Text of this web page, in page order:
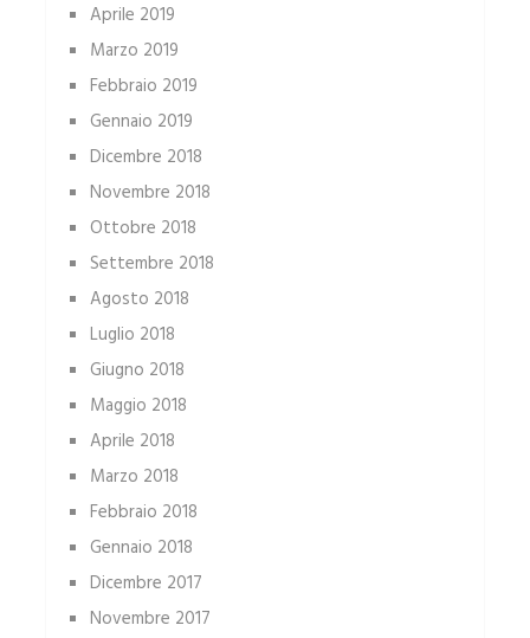
Aprile 2019
Marzo 2019
Febbraio 2019
Gennaio 2019
Dicembre 2018
Novembre 2018
Ottobre 2018
Settembre 2018
Agosto 2018
Luglio 2018
Giugno 2018
Maggio 2018
Aprile 2018
Marzo 2018
Febbraio 2018
Gennaio 2018
Dicembre 2017
Novembre 2017